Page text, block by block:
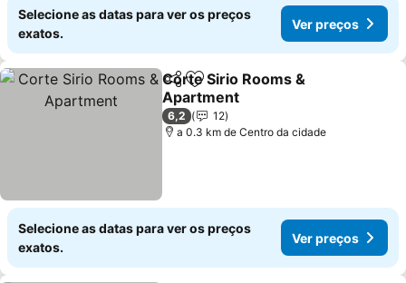
Selecione as datas para ver os preços
exatos.
Ver preços
PartilharAdicionar aos favoritos
Corte Sirio Rooms &
Apartment
Ver preços
6,2
12
a 0.3 km de Centro da cidade
Selecione as datas para ver os preços
exatos.
Ver preços